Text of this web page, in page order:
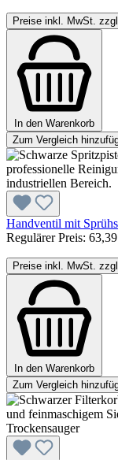
Preise inkl. MwSt.
In den Warenkorb
Zum Vergleich
Handventil mit
Regulärer Preis:
Preise inkl. MwSt.
In den Warenkorb
Zum Vergleich